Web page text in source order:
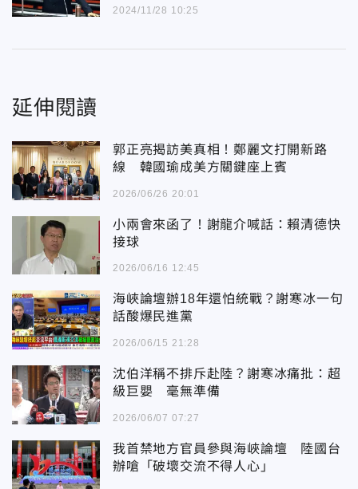
2024/11/28 10:25
延伸閱讀
郭正亮揭訪美真相！鄭麗文打開新路
線 韓國瑜成美方關鍵座上賓
2026/06/26 20:01
小兩會來函了！謝龍介喊話：賴清德快
接球
2026/06/16 12:45
海峽論壇辦18年還怕統戰？謝寒冰一句
話酸爆民進黨
2026/06/15 21:28
沈伯洋稱不排斥赴陸？謝寒冰痛批：超
級巨嬰 毫無準備
2026/06/07 07:27
我首禁地方官員參與海峽論壇 陸國台
辦嗆「破壞交流不得人心」